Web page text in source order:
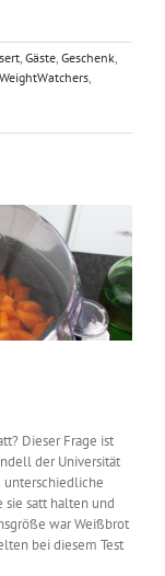
, Gäste, Geschenk,
WeightWatchers,
Dieser Frage ist
der Universität
unterschiedliche
satt halten und
war Weißbrot
bei diesem Test